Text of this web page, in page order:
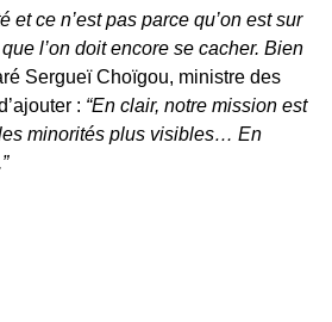
et ce n’est pas parce qu’on est sur
l’on doit encore se cacher. Bien
Sergueï Choïgou, ministre des
: “En clair, notre mission est
minorités plus visibles… En